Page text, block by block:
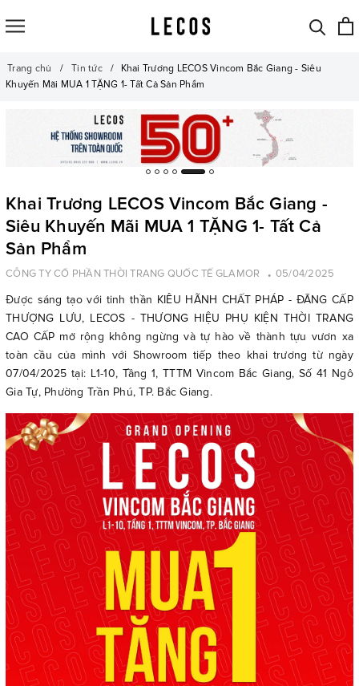
Trang chủ Tin tức
Khai Trương LECOS Vincom Bắc Giang - Siêu
Khuyến Mãi MUA 1 TẶNG 1- Tất Cả Sản Phẩm
Khai Trương LECOS Vincom Bắc Giang -
Siêu Khuyến Mãi MUA 1 TẶNG 1- Tất Cả
Sản Phẩm
CÔNG TY CỔ PHẦN THỜI TRANG QUỐC TẾ GLAMOR 05/04/2025
Được sáng tạo với tinh thần KIÊU HÃNH CHẤT PHÁP - ĐẲNG CẤP
THƯỢNG LƯU, LECOS - THƯƠNG HIỆU PHỤ KIỆN THỜI TRANG
CAO CẤP mở rộng không ngừng và tự hào về thành tựu vươn xa
toàn cầu của mình với Showroom tiếp theo khai trương từ ngày
07/04/2025 tại: L1-10, Tầng 1, TTTM Vincom Bắc Giang, Số 41 Ngô
Gia Tự, Phường Trần Phú, TP. Bắc Giang.